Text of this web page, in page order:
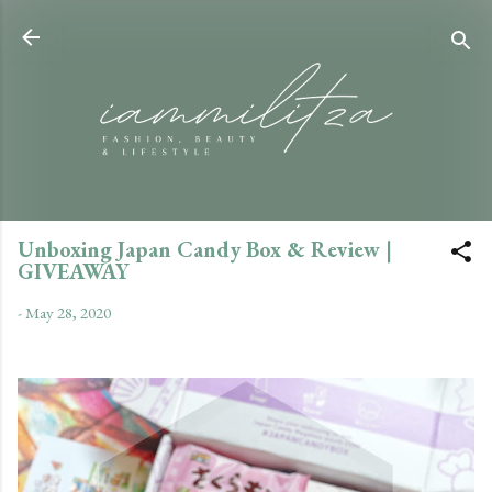
Unboxing Japan Candy Box & Review |
GIVEAWAY
-May 28, 2020